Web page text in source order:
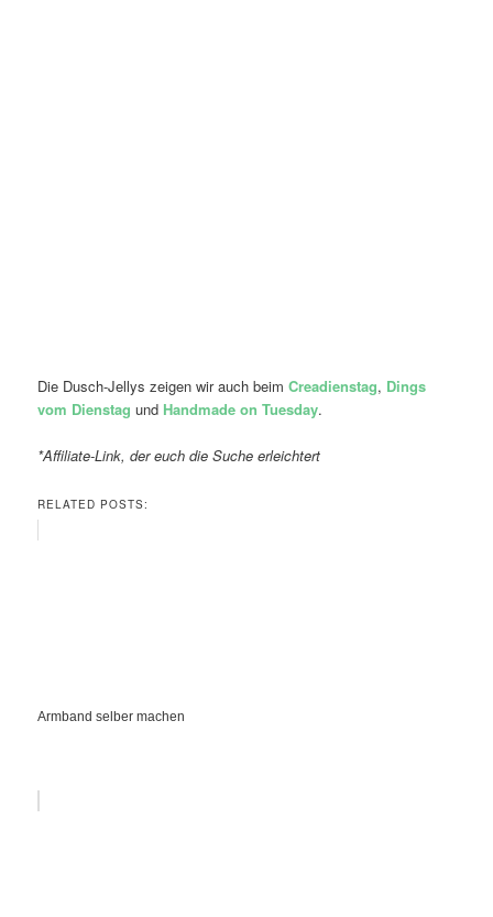
Die Dusch-Jellys zeigen wir auch beimCreadienstag, Dings
vom Dienstag und Handmade on Tuesday.
*Affiliate-Link, der euch die Suche erleichtert
RELATED POSTS:
Armband selber machen